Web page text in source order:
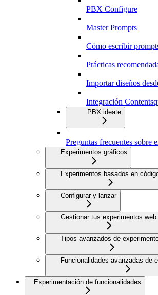
PBX Configure
Master Prompts
Cómo escribir
Prácticas
Importar diseños
Integración
PBX ideate
Preguntas frecuentes sobre
Experimentos gráficos
Experimentos basados en
Configurar y lanzar
Gestionar tus experimentos web
Tipos avanzados de
Funcionalidades avanzadas de
Experimentación de funcionalidades